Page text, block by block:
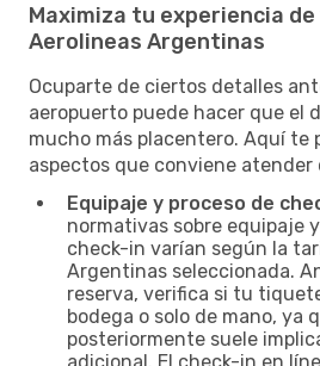
Maximiza tu experiencia de
Aerolineas Argentinas
Ocuparte de ciertos detalles
aeropuerto puede hacer que el
mucho más placentero. Aquí te
aspectos que conviene
Equipaje y proceso de
normativas sobre equipaje
check-in varían según la
Argentinas seleccionada.
reserva, verifica si tu
bodega o solo de mano, ya
posteriormente suele